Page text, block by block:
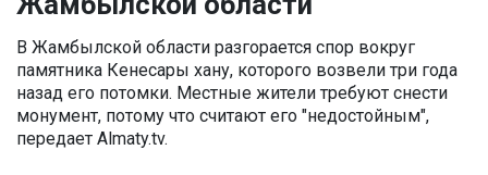
В Жамбылской области разгорается спор вокруг
памятника Кенесары хану, которого возвели три года
назад его потомки. Местные жители требуют снести
монумент, потому что считают его "недостойным",
передает Almaty.tv.